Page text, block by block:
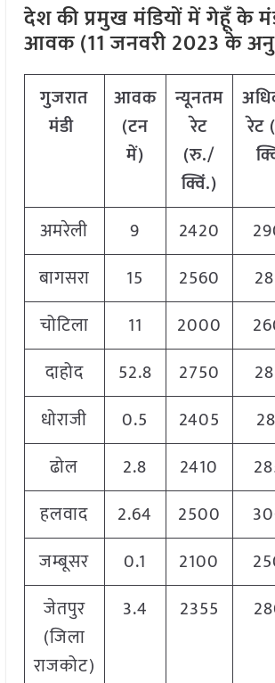
देश की प्रमुख मंडियों में गेहूँ के
आवक (11 जनवरी 2023 के
गुजरात
मंडी
आवक
(टन
में)
न्यूनतम
रेट
(रु./
क्विं.)
रेट
अमरेली
9 2420
बागसरा
15 2560
चोटिला
11 2000
दाहोद
52.8 2750
धोराजी
0.5 2405
ढोल
2.8 2410
हलवाद
2.64 2500
जम्बूसर
0.1 2100
जेतपुर
(जिला
राजकोट)
3.4 2355